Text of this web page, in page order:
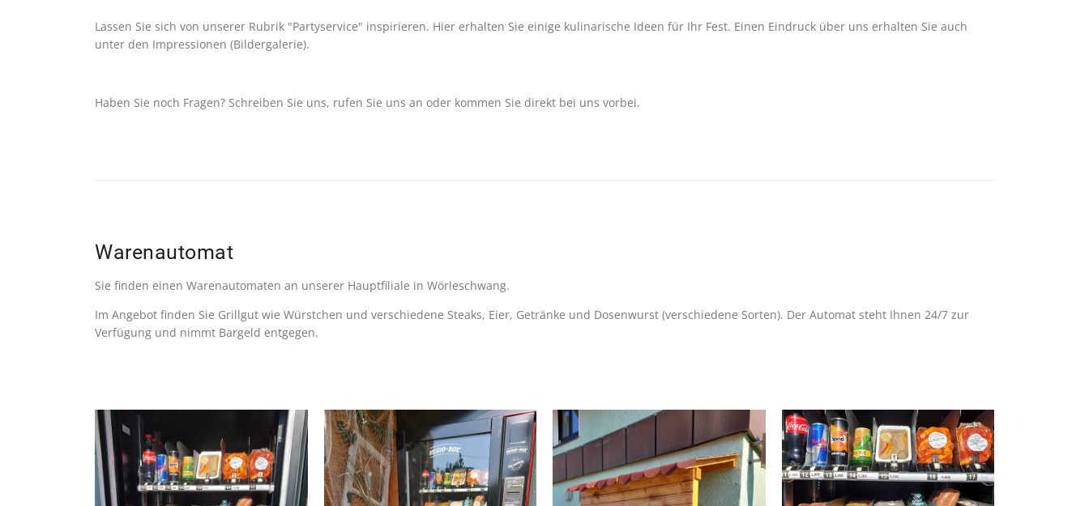
Lassen Sie sich von unserer Rubrik "Partyservice" inspirieren. Hier erhalten Sie einige kulinarische Ideen für Ihr Fest. Einen Eindruck über uns erhalten Sie auch
unter den Impressionen (Bildergalerie).
Haben Sie noch Fragen? Schreiben Sie uns, rufen Sie uns an oder kommen Sie direkt bei uns vorbei.
Warenautomat
Sie finden einen Warenautomaten an unserer Hauptfiliale in Wörleschwang.
Im Angebot finden Sie Grillgut wie Würstchen und verschiedene Steaks, Eier, Getränke und Dosenwurst (verschiedene Sorten). Der Automat steht Ihnen 24/7 zur
Verfügung und nimmt Bargeld entgegen.